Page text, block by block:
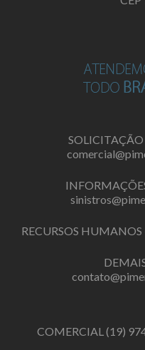
RECURSOS HUMANOS
COMERCIAL(19)